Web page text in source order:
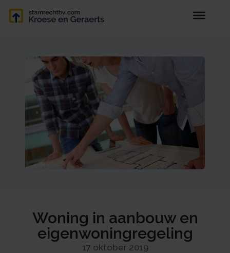
Woning in aanbouw en
eigenwoningregeling
17 oktober 2019